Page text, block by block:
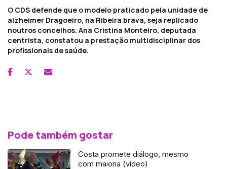
O CDS defende que o modelo praticado pela unidade de
alzheimer Dragoeiro, na Ribeira brava, seja replicado
noutros concelhos. Ana Cristina Monteiro, deputada
centrista, constatou a prestação multidisciplinar dos
profissionais de saúde.
Pode também gostar
Costa promete diálogo, mesmo
com maioria (vídeo)